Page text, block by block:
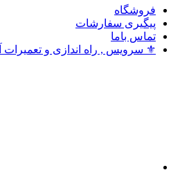
فروشگاه
پیگیری سفارشات
تماس باما
⚜️ سرویس , راه اندازی و تعمیرات